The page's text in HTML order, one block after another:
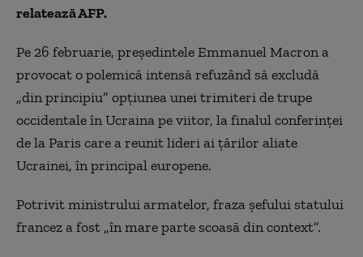
relatează AFP.
Pe 26 februarie, preşedintele Emmanuel Macron a
provocat o polemică intensă refuzând să excludă
„din principiu” opţiunea unei trimiteri de trupe
occidentale în Ucraina pe viitor, la finalul conferinţei
de la Paris care a reunit lideri ai ţărilor aliate
Ucrainei, în principal europene.
Potrivit ministrului armatelor, fraza şefului statului
francez a fost „în mare parte scoasă din context”.